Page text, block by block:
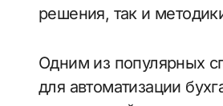
решения, так и
Одним из популярных
для автоматизации